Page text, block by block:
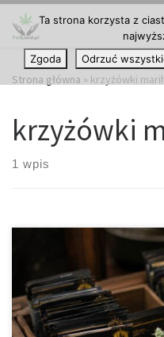
Przejdź do treści
Strona główna » krzyżówki
krzyżówki
1 wpis
Najbardziej znane krzyżówki
marihuany to nie tylko dzieje
rozwój genetyki, selekcji
Ta strona korzysta z
Zgoda
Odrzuć